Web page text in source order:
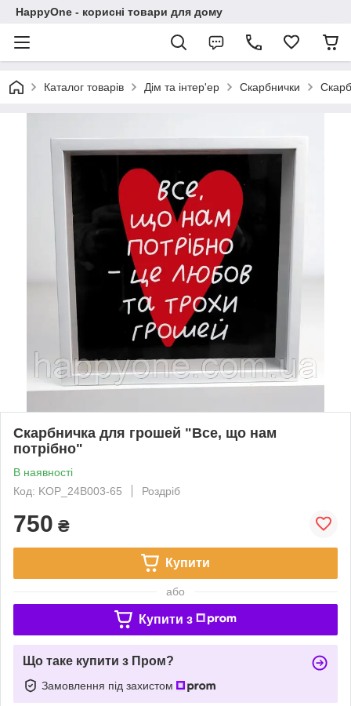
HappyOne - корисні товари для дому
Каталог товарів Дім та інтер'ер Скарбнички
Скарбничка для грошей "Все, що нам
потрібно"
В наявності
Код: KOP_24B003-65
Роздріб
750 ₴
Купити
або
Купити з
Що таке купити з Пром?
Замовлення під захистом